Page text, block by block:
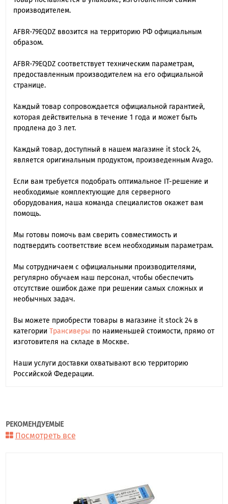
производителем.
AFBR-79EQDZ ввозится на территорию РФ официальным
образом.
AFBR-79EQDZ cоответствует техническим параметрам,
предоставленным производителем на его официальной
странице.
Каждый товар сопровождается официальной гарантией,
которая действительна в течение 1 года и может быть
продлена до 3 лет.
Каждый товар, доступный в нашем магазине it stock 24,
является оригинальным продуктом, произведенным Avago.
Если вам требуется подобрать оптимальное IT-решение и
необходимые комплектующие для серверного
оборудования, наша команда специалиcтов окажет вам
помощь.
Мы готовы помочь вам сверить совместимость и
подтвердить соответствие всем необходимым параметрам.
Мы сотрудничаем с официальными производителями,
регулярно обучаем наш персонал, чтобы обеспечить
отсутствие ошибок даже при решении самых сложных и
необычных задач.
Вы можете приобрести товары в магазине it stock 24 в
категории Трансиверы по наименьшей стоимости, прямо от
изготовителя на складе в Москве.
Наши услуги доставки охватывают всю территорию
Российской Федерации.
РЕКОМЕНДУЕМЫЕ
Посмотреть все